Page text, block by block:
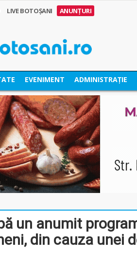
LIVE BOTOȘANI ANUNȚURI
EVENIMENT ADMINISTRAȚIE
un anumit
din cauza unei